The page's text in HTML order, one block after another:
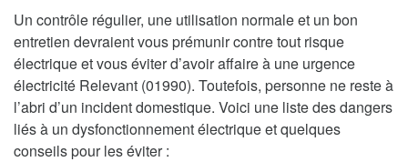
Un contrôle régulier, une utilisation normale et un bon
entretien devraient vous prémunir contre tout risque
électrique et vous éviter d’avoir affaire à une urgence
électricité Relevant (01990). Toutefois, personne ne reste à
l’abri d’un incident domestique. Voici une liste des dangers
liés à un dysfonctionnement électrique et quelques
conseils pour les éviter :